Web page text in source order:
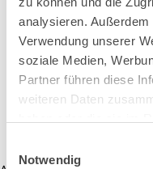
analysieren.
Verwendung unserer
soziale Medien,
Partner führen diese
weiteren Daten
Notwendig